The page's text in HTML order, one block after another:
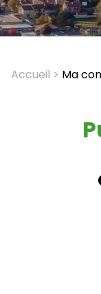
Accueil Ma